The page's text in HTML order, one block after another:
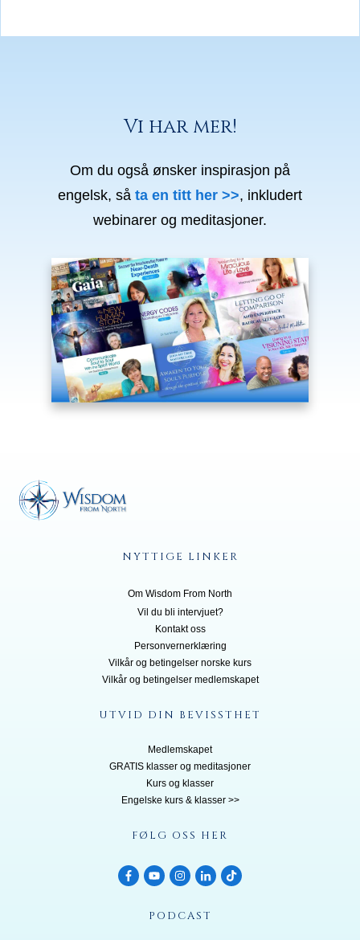
Vi har mer!
Om du også ønsker inspirasjon på
engelsk, så ta en titt her >>, inkludert
webinarer og meditasjoner.
NYTTIGE LINKER
Om Wisdom From North
Vil du bli intervjuet?
Kontakt oss
Personvernerklæring
Vilkår og betingelser norske kurs
Vilkår og betingelser medlemskapet
UTVID DIN BEVISSTHET
Medlemskapet
GRATIS klasser og meditasjoner
Kurs og klasser
Engelske kurs & klasser >>
FØLG OSS HER
PODCAST